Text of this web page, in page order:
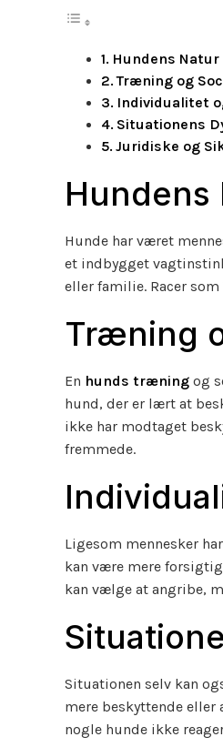
Hundens
Træning og
Individualitet
Situationens
Juridiske og
Hunde har været
et indbygget
eller familie. Racer
Træning
En hunds træning og
hund, der er lært at
ikke har modtaget
fremmede.
Ligesom mennesker
kan være mere
kan vælge at angribe,
Situationen selv kan
mere beskyttende
nogle hunde ikke